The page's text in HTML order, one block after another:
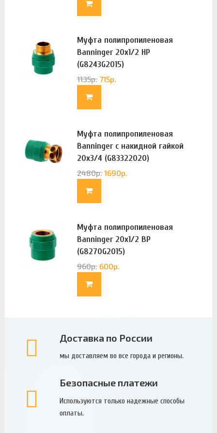
Муфта полипропиленовая
Banninger 20х1/2 НР
(G8243G2015)
1135р. 715р.
Муфта полипропиленовая
Banninger с накидной гайкой
20х3/4 (G83322020)
2480р. 1690р.
Муфта полипропиленовая
Banninger 20х1/2 ВР
(G8270G2015)
960р. 600р.
Доставка по России
мы доставляем во все города и регионы.
Безопасные платежи
Используются только надежные способы
оплаты.